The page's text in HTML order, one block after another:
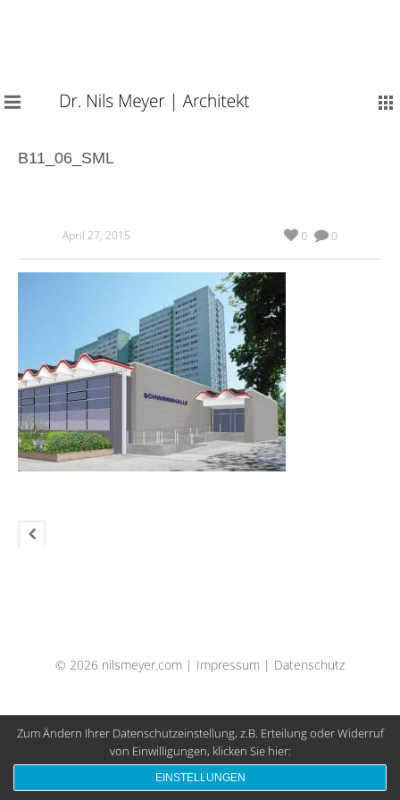
B11_06_SML
April 27, 2015 0
0
© 2026 nilsmeyer.com | Impressum | Datenschutz
Zum Ändern Ihrer Datenschutzeinstellung, z.B. Erteilung oder Widerruf
von Einwilligungen, klicken Sie hier:
EINSTELLUNGEN